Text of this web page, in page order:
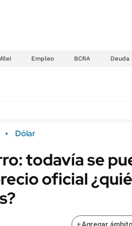
Empleo BCRA Deuda
Sustentabilidad
Seguros
ENERGY REPORT
Dólar
todavía se
oficial